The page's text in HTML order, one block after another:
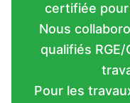
certifiée
Nous
qualifiés
Pour les